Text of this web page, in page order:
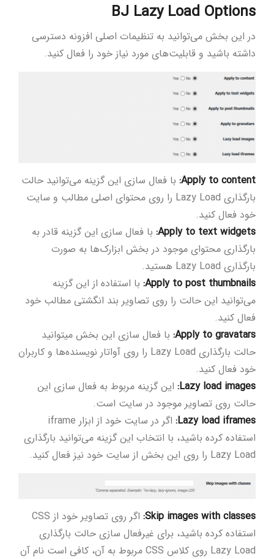
BJ Lazy Load Options
در این بخش می‌توانید به تنظیمات اصلی افزونه دسترسی
داشته باشید و قابلیت‌های مورد نیاز خود را فعال کنید.
Apply to content
: با فعال ‌سازی این گزینه می‌توانید حالت
بارگذاری Lazy Load را روی محتوای اصلی مطالب و سایت
خود فعال کنید.
Apply to text widgets
: با فعال‌ سازی این گزینه قادر به
بارگذاری محتوای موجود در بخش ابزارک‌ها به صورت
بارگذاری Lazy Load هستید.
Apply to post thumbnails
: با استفاده از این گزینه
می‌توانید این حالت را روی تصاویر بند انگشتی مطالب خود
فعال کنید.
Apply to gravatars
:
با فعال ‌سازی این بخش می‎توانید
حالت بارگذاری Lazy Load را روی آواتار نویسنده‌ها و کاربران
خود فعال کنید.
Lazy load images
: این گزینه مربوط به فعال ‌سازی این
حالت روی تصاویر موجود در سایت است.
Lazy load iframes
:
اگر در سایت خود از ابزار iframe
استفاده کرده باشید، با انتخاب این گزینه می‌توانید بارگذاری
Lazy Load را روی این بخش از سایت خود نیز فعال کنید.
Skip images with classes
:
اگر روی تصاویر خود از CSS
استفاده کرده باشید، برای غیرفعال ‌سازی حالت بارگذاری
Lazy Load روی کلاس CSS مربوط به آن، کافی است نام آن